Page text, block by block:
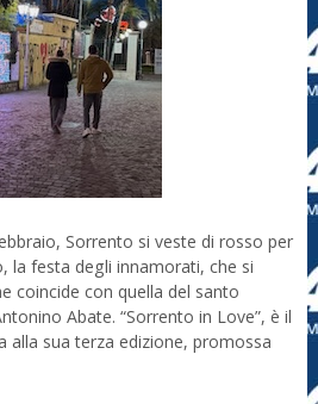
Sorrento si veste di rosso per
la festa degli innamorati, che si
coincide con quella del santo
Abate. “Sorrento in Love”, è il
alla sua terza edizione, promossa